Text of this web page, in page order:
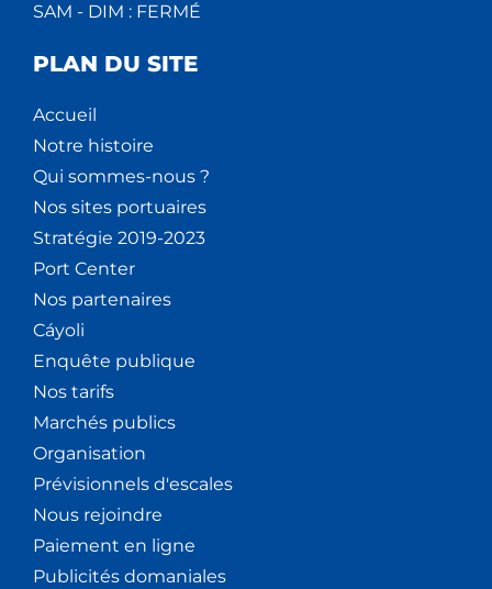
SAM - DIM : FERMÉ
PLAN DU SITE
Accueil
Notre histoire
Qui sommes-nous ?
Nos sites portuaires
Stratégie 2019-2023
Port Center
Nos partenaires
Cáyoli
Enquête publique
Nos tarifs
Marchés publics
Organisation
Prévisionnels d'escales
Nous rejoindre
Paiement en ligne
Publicités domaniales